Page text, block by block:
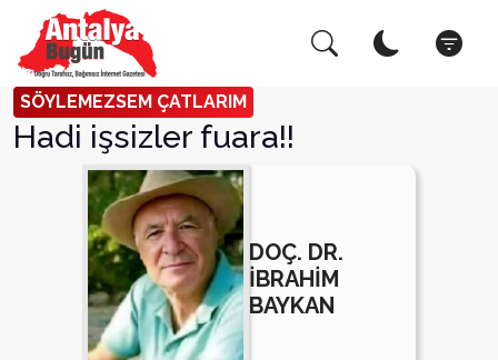
SÖYLEMEZSEM ÇATLARIM
Hadi işsizler fuara!!
DOÇ. DR.
İBRAHİM
BAYKAN
Arama Yap! Kapat